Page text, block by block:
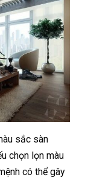
sắc sàn
chọn lọn màu
có thể gây